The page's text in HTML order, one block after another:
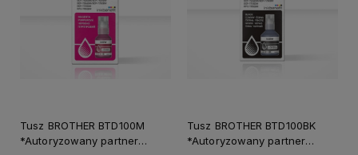
Tusz BROTHER BTD100M
*Autoryzowany partner
Tusz BROTHER BTD100BK
*Autoryzowany partner